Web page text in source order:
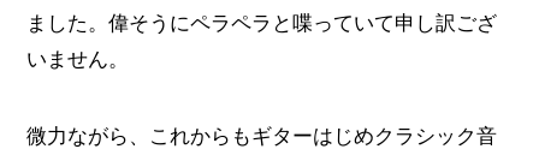
ました。偉そうにペラペラと喋っていて申し訳ござ
いません。
微力ながら、これからもギターはじめクラシック音